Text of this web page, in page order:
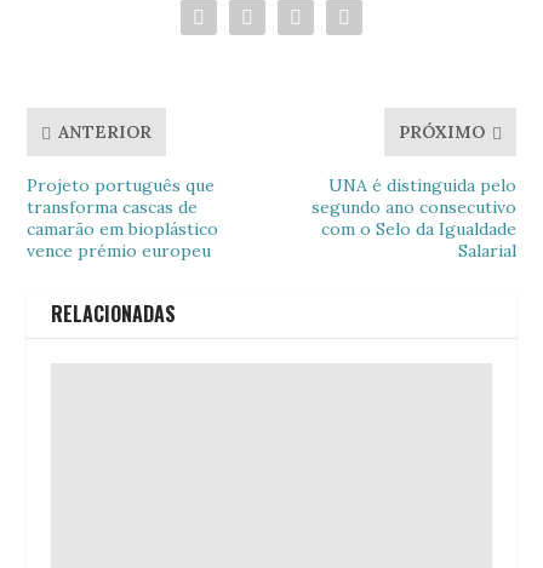
ANTERIOR
Projeto português que
transforma cascas de
camarão em bioplástico
vence prémio europeu
PRÓXIMO
UNA é distinguida pelo
segundo ano consecutivo
com o Selo da Igualdade
Salarial
RELACIONADAS